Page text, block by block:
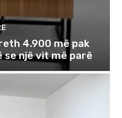
4.900 më pak
se një vit më parë